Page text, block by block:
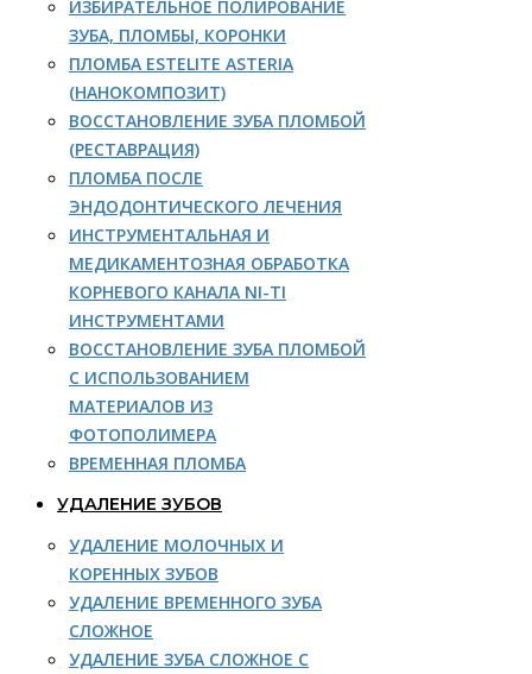
ИЗБИРАТЕЛЬНОЕ ПОЛИРОВАНИЕ
ЗУБА, ПЛОМБЫ, КОРОНКИ
ПЛОМБА ESTELITE ASTERIA
(НАНОКОМПОЗИТ)
ВОССТАНОВЛЕНИЕ ЗУБА ПЛОМБОЙ
(РЕСТАВРАЦИЯ)
ПЛОМБА ПОСЛЕ
ЭНДОДОНТИЧЕСКОГО ЛЕЧЕНИЯ
ИНСТРУМЕНТАЛЬНАЯ И
МЕДИКАМЕНТОЗНАЯ ОБРАБОТКА
КОРНЕВОГО КАНАЛА NI-TI
ИНСТРУМЕНТАМИ
ВОССТАНОВЛЕНИЕ ЗУБА ПЛОМБОЙ
С ИСПОЛЬЗОВАНИЕМ
МАТЕРИАЛОВ ИЗ
ФОТОПОЛИМЕРА
ВРЕМЕННАЯ ПЛОМБА
УДАЛЕНИЕ ЗУБОВ
УДАЛЕНИЕ МОЛОЧНЫХ И
КОРЕННЫХ ЗУБОВ
УДАЛЕНИЕ ВРЕМЕННОГО ЗУБА
СЛОЖНОЕ
УДАЛЕНИЕ ЗУБА СЛОЖНОЕ С